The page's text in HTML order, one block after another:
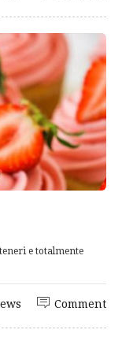
e totalmente
Comment